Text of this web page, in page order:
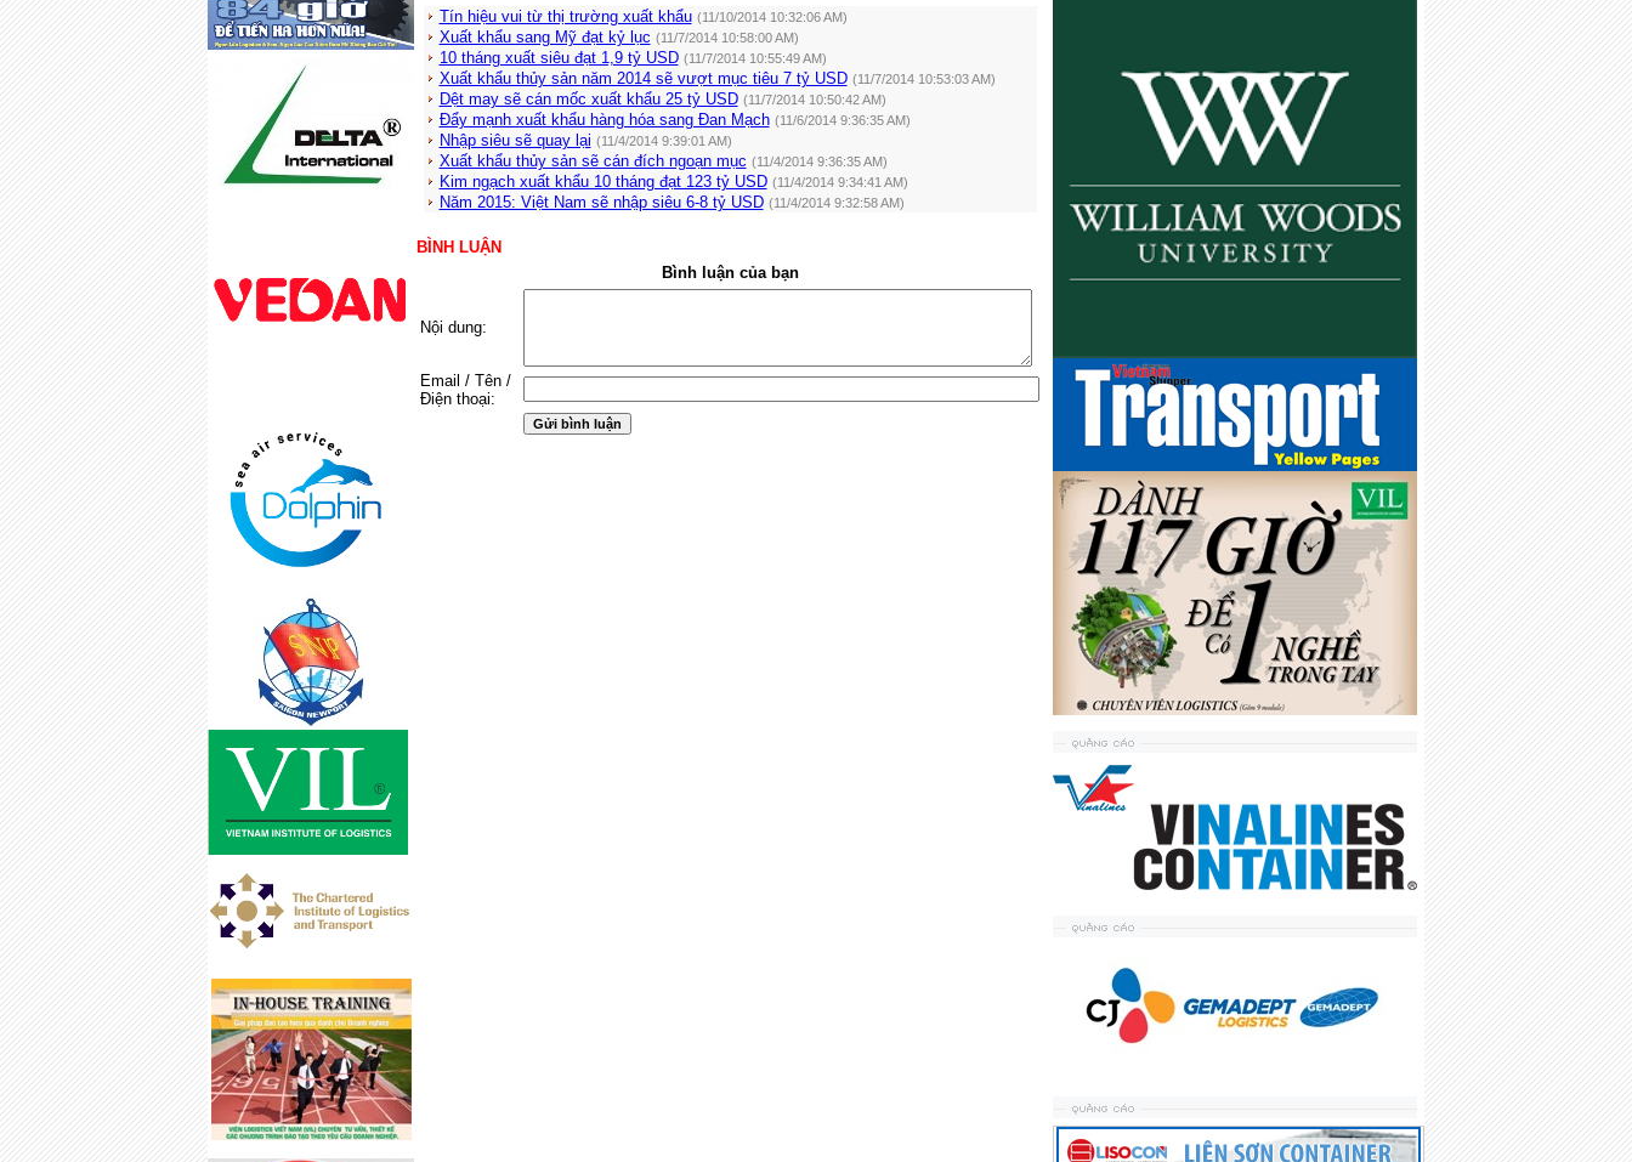
Tín hiệu vui từ thị trường xuất khẩu (11/10/2014 10:32:06 AM)
Xuất khẩu sang Mỹ đạt kỷ lục (11/7/2014 10:58:00 AM)
10 tháng xuất siêu đạt 1,9 tỷ USD (11/7/2014 10:55:49 AM)
Xuất khẩu thủy sản năm 2014 sẽ vượt mục tiêu 7 tỷ USD (11/7/2014 10:53:03 AM)
Dệt may sẽ cán mốc xuất khẩu 25 tỷ USD (11/7/2014 10:50:42 AM)
Đẩy mạnh xuất khẩu hàng hóa sang Đan Mạch (11/6/2014 9:36:35 AM)
Nhập siêu sẽ quay lại (11/4/2014 9:39:01 AM)
Xuất khẩu thủy sản sẽ cán đích ngoạn mục (11/4/2014 9:36:35 AM)
Kim ngạch xuất khẩu 10 tháng đạt 123 tỷ USD (11/4/2014 9:34:41 AM)
Năm 2015: Việt Nam sẽ nhập siêu 6-8 tỷ USD (11/4/2014 9:32:58 AM)
BÌNH LUẬN
Bình luận của bạn
Nội dung:
Email / Tên /
Điện thoại: